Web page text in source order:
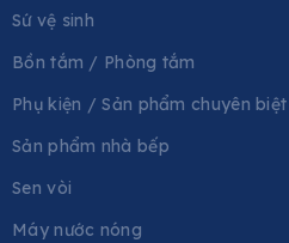
Sứ vệ sinh
Bồn tắm / Phòng tắm
Phụ kiện / Sản phẩm chuyên biệt
Sản phẩm nhà bếp
Sen vòi
Máy nước nóng